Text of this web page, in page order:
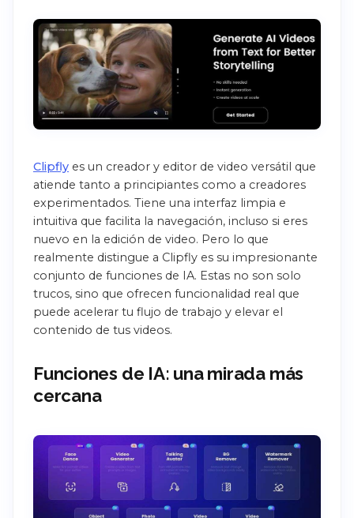
Clipfly es un creador y editor de video versátil que
atiende tanto a principiantes como a creadores
experimentados. Tiene una interfaz limpia e
intuitiva que facilita la navegación, incluso si eres
nuevo en la edición de video. Pero lo que
realmente distingue a Clipfly es su impresionante
conjunto de funciones de IA. Estas no son solo
trucos, sino que ofrecen funcionalidad real que
puede acelerar tu flujo de trabajo y elevar el
contenido de tus videos.
Funciones de IA: una mirada más
cercana